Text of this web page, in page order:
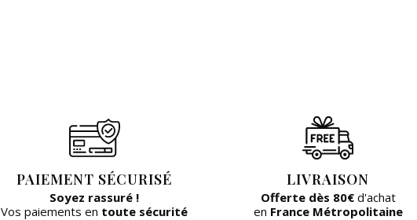
PAIEMENT SÉCURISÉ
Soyez rassuré !
Vos paiements en toute sécurité
LIVRAISON
Offerte dès 80€d'achat
en France Métropolitaine